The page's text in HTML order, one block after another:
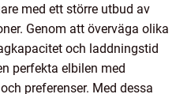
med ett större utbud av
Genom att överväga olika
och laddningstid
perfekta elbilen med
preferenser. Med dessa